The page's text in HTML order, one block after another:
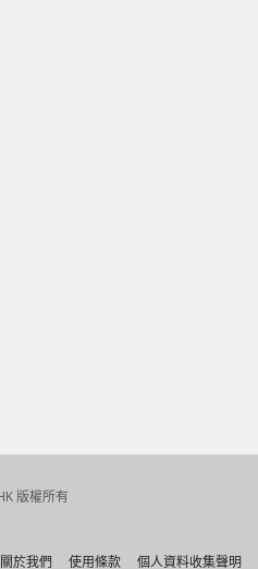
版權所有
關於我們 使用條款 個人資料收集聲明